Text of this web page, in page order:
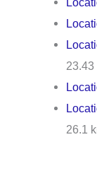
23.43
26.1